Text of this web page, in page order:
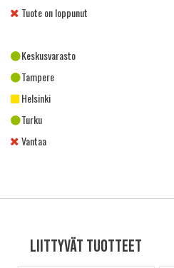
Tuote on loppunut
Keskusvarasto
Tampere
Helsinki
Turku
Vantaa
Liittyvät tuotteet